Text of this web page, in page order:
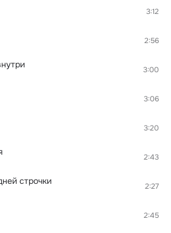
3:12
2:56
3:00
3:06
3:20
2:43
строчки 2:27
2:45